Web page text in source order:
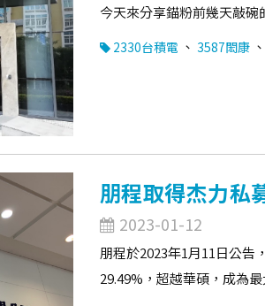
今天來分享錨粉前幾天敲碗
2330台積電 、 3587閎康 、
朋程取得杰力私
2023-01-12
朋程於2023年1月11日公告
29.49%，超越華碩，成為最